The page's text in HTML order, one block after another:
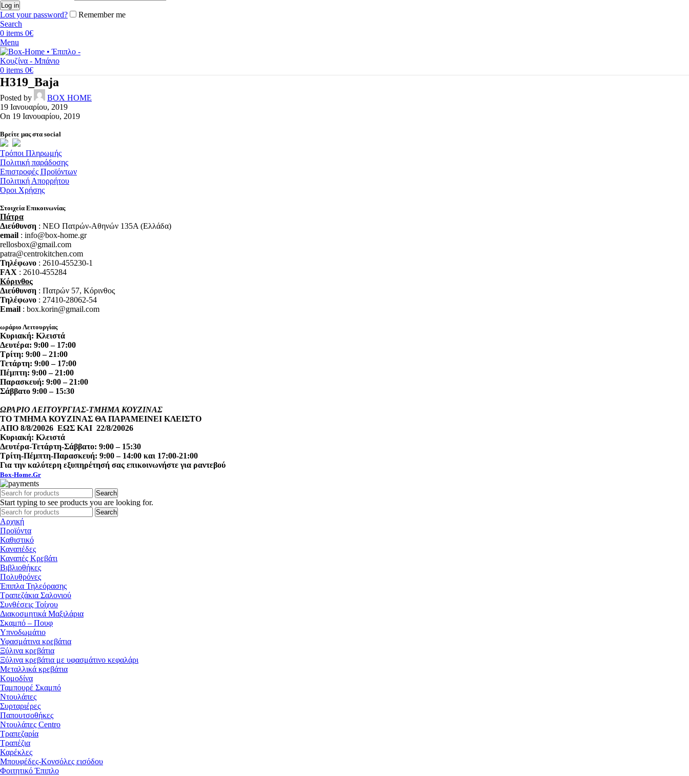
Log in
Lost your password?
Remember me
Search
0 items 0€
Menu
0 items 0€
H319_Baja
Posted by
BOX HOME
19 Ιανουαρίου, 2019
On 19 Ιανουαρίου, 2019
Βρείτε μας στα social
Τρόποι Πληρωμής
Πολιτική παράδοσης
Επιστροφές Προϊόντων
Πολιτική Απορρήτου
Όροι Χρήσης
Στοιχεία Επικοινωνίας
Πάτρα
Διεύθυνση : NEO Πατρών-Αθηνών 135Α (Ελλάδα)
email : info@box-home.gr
rellosbox@gmail.com
patra@centrokitchen.com
Τηλέφωνο : 2610-455230-1
FAX : 2610-455284
Κόρινθος
Διεύθυνση : Πατρών 57, Κόρινθος
Τηλέφωνο : 27410-28062-54
Email : box.korin@gmail.com
ωράριο Λειτουργίας
Κυριακή: Κλειστά
Δευτέρα: 9:00 – 17:00
Τρίτη: 9:00 – 21:00
Τετάρτη: 9:00 – 17:00
Πέμπτη: 9:00 – 21:00
Παρασκευή: 9:00 – 21:00
Σάββατο 9:00 – 15:30
ΩΡΑΡΙΟ ΛΕΙΤΟΥΡΓΙΑΣ-ΤΜΗΜΑ ΚΟΥΖΙΝΑΣ
ΤΟ ΤΜΗΜΑ ΚΟΥΖΙΝΑΣ ΘΑ ΠΑΡΑΜΕΙΝΕΙ ΚΛΕΙΣΤΟ
ΑΠΟ 8/8/20026 ΕΩΣ ΚΑΙ 22/8/20026
Κυριακή: Κλειστά
Δευτέρα-Τετάρτη-Σάββατο: 9:00 – 15:30
Τρίτη-Πέμπτη-Παρασκευή: 9:00 – 14:00 και 17:00-21:00
Για την καλύτερη εξυπηρέτησή σας επικοινωνήστε για ραντεβού
Box-Home.Gr
Search
Start typing to see products you are looking for.
Search
Αρχική
Προϊόντα
Καθιστικό
Καναπέδες
Καναπές Κρεβάτι
Βιβλιοθήκες
Πολυθρόνες
Έπιπλα Τηλεόρασης
Τραπεζάκια Σαλονιού
Συνθέσεις Τοίχου
Διακοσμητικά Μαξιλάρια
Σκαμπό – Πουφ
Υπνοδωμάτιο
Υφασμάτινα κρεβάτια
Ξύλινα κρεβάτια
Ξύλινα κρεβάτια με υφασμάτινο κεφαλάρι
Mεταλλικά κρεβάτια
Κομοδίνα
Ταμπουρέ Σκαμπό
Ντουλάπες
Συρταριέρες
Παπουτσοθήκες
Ντουλάπες Centro
Τραπεζαρία
Τραπέζια
Καρέκλες
Μπουφέδες-Κονσόλες εισόδου
Φοιτητικό Έπιπλο